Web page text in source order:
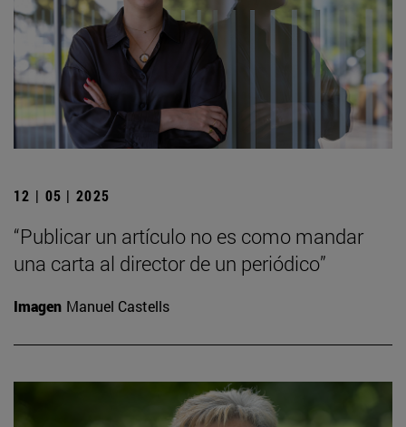
12 | 05 | 2025
“Publicar un artículo no es como mandar
una carta al director de un periódico”
Imagen Manuel Castells